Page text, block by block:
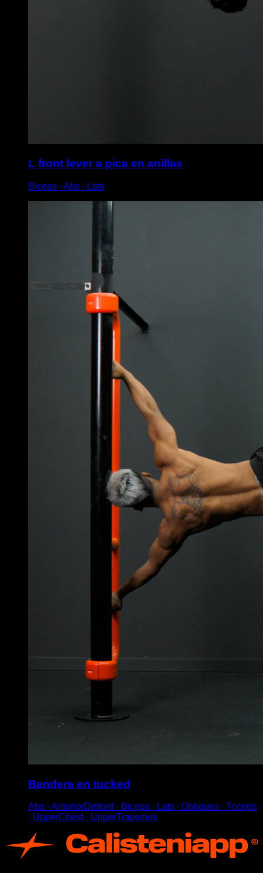
L front lever a pica en anillas
Biceps ∙ Abs ∙ Lats
Bandera en tucked
Abs ∙ AnteriorDeltoid ∙ Biceps ∙ Lats ∙ Obliques ∙ Triceps
∙ UpperChest ∙ UpperTrapezius